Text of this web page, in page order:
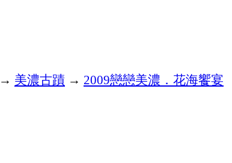
→ 美濃古蹟 → 2009戀戀美濃．花海饗宴